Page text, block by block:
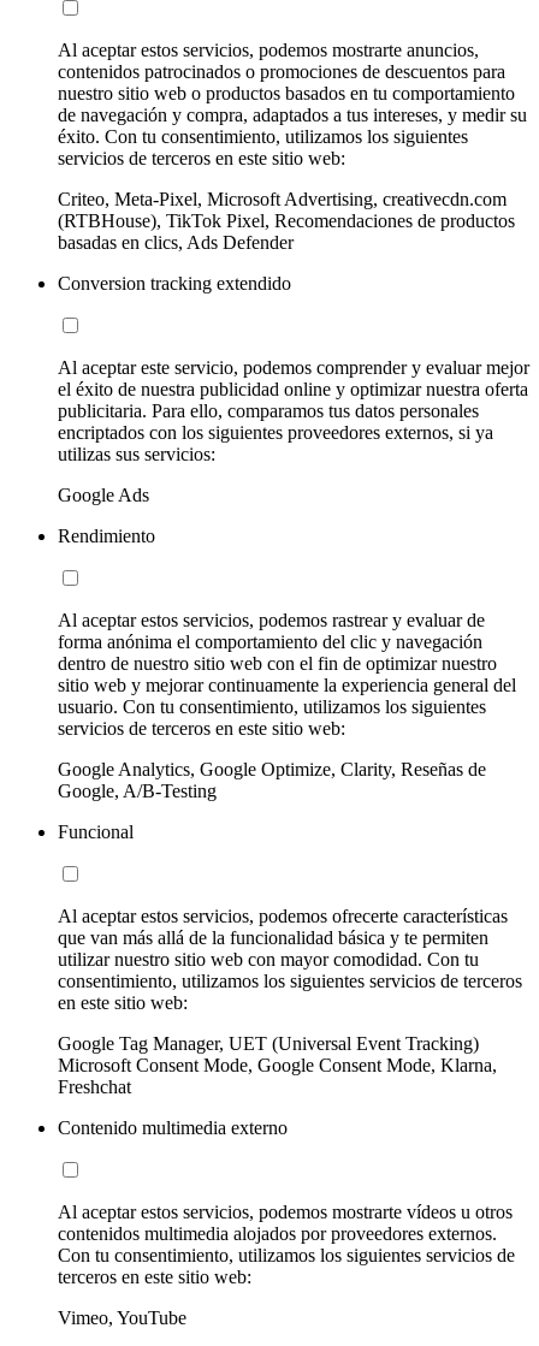
Al aceptar estos servicios, podemos mostrarte anuncios,
contenidos patrocinados o promociones de descuentos para
nuestro sitio web o productos basados en tu comportamiento
de navegación y compra, adaptados a tus intereses, y medir su
éxito. Con tu consentimiento, utilizamos los siguientes
servicios de terceros en este sitio web:
Criteo, Meta-Pixel, Microsoft Advertising, creativecdn.com
(RTBHouse), TikTok Pixel, Recomendaciones de productos
basadas en clics, Ads Defender
Conversion tracking extendido
Al aceptar este servicio, podemos comprender y evaluar mejor
el éxito de nuestra publicidad online y optimizar nuestra oferta
publicitaria. Para ello, comparamos tus datos personales
encriptados con los siguientes proveedores externos, si ya
utilizas sus servicios:
Google Ads
Rendimiento
Al aceptar estos servicios, podemos rastrear y evaluar de
forma anónima el comportamiento del clic y navegación
dentro de nuestro sitio web con el fin de optimizar nuestro
sitio web y mejorar continuamente la experiencia general del
usuario. Con tu consentimiento, utilizamos los siguientes
servicios de terceros en este sitio web:
Google Analytics, Google Optimize, Clarity, Reseñas de
Google, A/B-Testing
Funcional
Al aceptar estos servicios, podemos ofrecerte características
que van más allá de la funcionalidad básica y te permiten
utilizar nuestro sitio web con mayor comodidad. Con tu
consentimiento, utilizamos los siguientes servicios de terceros
en este sitio web:
Google Tag Manager, UET (Universal Event Tracking)
Microsoft Consent Mode, Google Consent Mode, Klarna,
Freshchat
Contenido multimedia externo
Al aceptar estos servicios, podemos mostrarte vídeos u otros
contenidos multimedia alojados por proveedores externos.
Con tu consentimiento, utilizamos los siguientes servicios de
terceros en este sitio web:
Vimeo, YouTube